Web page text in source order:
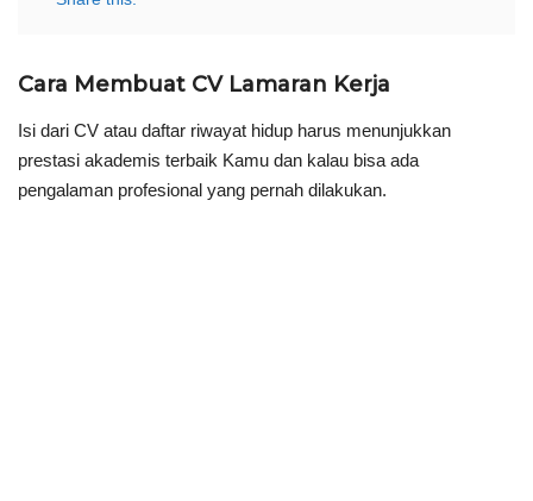
Cara Membuat CV Lamaran Kerja
Isi dari CV atau daftar riwayat hidup harus menunjukkan
prestasi akademis terbaik Kamu dan kalau bisa ada
pengalaman profesional yang pernah dilakukan.